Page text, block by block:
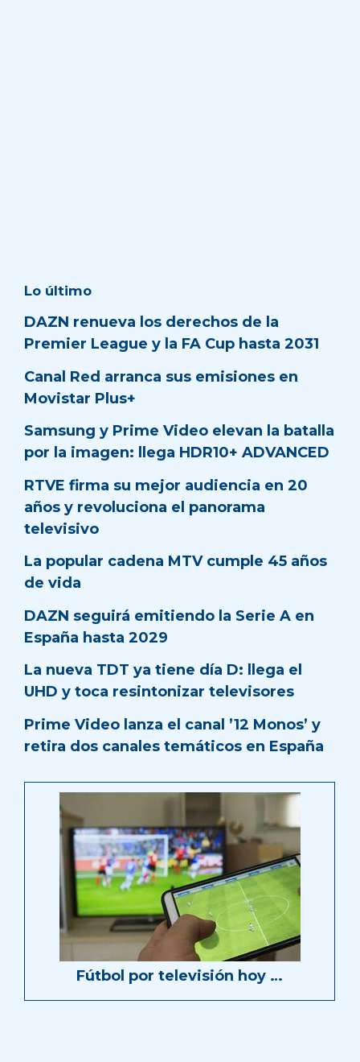
Lo último
DAZN renueva los derechos de la
Premier League y la FA Cup hasta 2031
Canal Red arranca sus emisiones en
Movistar Plus+
Samsung y Prime Video elevan la batalla
por la imagen: llega HDR10+ ADVANCED
RTVE firma su mejor audiencia en 20
años y revoluciona el panorama
televisivo
La popular cadena MTV cumple 45 años
de vida
DAZN seguirá emitiendo la Serie A en
España hasta 2029
La nueva TDT ya tiene día D: llega el
UHD y toca resintonizar televisores
Prime Video lanza el canal ’12 Monos’ y
retira dos canales temáticos en España
Fútbol por televisión hoy …